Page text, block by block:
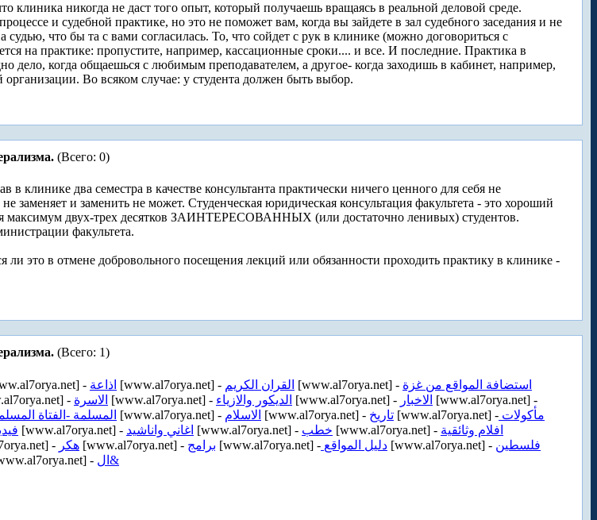
никогда не даст того опыт, который получаешь вращаясь в реальной деловой среде.
и судебной практике, но это не поможет вам, когда вы зайдете в зал судебного заседания и не
судью, что бы та с вами согласилась. То, что сойдет с рук в клинике (можно договориться с
на практике: пропустите, например, кассационные сроки.... и все. И последние. Практика в
дело, когда общаешься с любимым преподавателем, а другое- когда заходишь в кабинет, например,
Во всяком случае: у студента должен быть выбор.
(Всего: 0)
клинике два семестра в качестве консультанта практически ничего ценного для себя не
заменяет и заменить не может. Студенческая юридическая консультация факультета - это хороший
двух-трех десятков ЗАИНТЕРЕСОВАННЫХ (или достаточно ленивых) студентов.
факультета.
это в отмене добровольного посещения лекций или обязанности проходить практику в клинике -
(Всего: 1)
- اذاعة [www.al7orya.net] - القران الكريم [www.al7orya.net] - استضافة المواقع من غزة
- الاسرة [www.al7orya.net] - الديكور والازياء [www.al7orya.net] - الاخبار [www.al7orya.net] -
المسلمة -الفتاة [www.al7orya.net] - الاسلام [www.al7orya.net] - تاريخ [www.al7orya.net] -
[www.al7orya.net] - اغاني واناشيد [www.al7orya.net] - خطب [www.al7orya.net] - افلام وثائقية
- هكر [www.al7orya.net] - برامج [www.al7orya.net] - دليل المواقع [www.al7orya.net] - فلسطين
- ال&